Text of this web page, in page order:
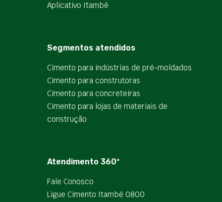
Aplicativo Itambé
Segmentos atendidos
Cimento para indústrias de pré-moldados
Cimento para construtoras
Cimento para concreteiras
Cimento para lojas de materiais de
construção
Atendimento 360º
Fale Conosco
Ligue Cimento Itambé 0800